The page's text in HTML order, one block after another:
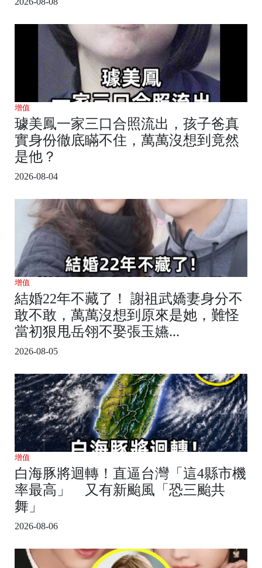
增值
璩美鳳一家三口合照流出，孩子爸真
實身份徹底瞞不住，萬萬沒想到竟然
是他？
2026-08-04
增值
結婚22年不藏了！ 謝祖武嬌妻身分不
敢不敢，萬萬沒想到原來是她，難怪
當初狠甩岳翎不娶張玉嬿...
2026-08-05
增值
白海豚將迴轉！直逼台灣「這4縣市機
率最高」 又有新颱風「恐三颱共
舞」
2026-08-06